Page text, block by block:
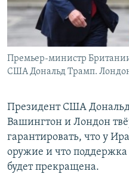
Премьер-министр
США Дональд Трамп.
Президент США
Вашингтон и Лондон
гарантировать, что у
оружие и что
будет прекращена.